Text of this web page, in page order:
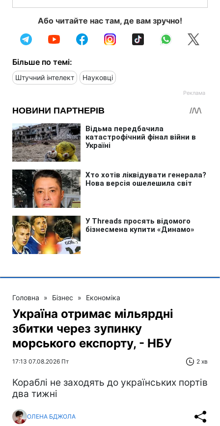
Або читайте нас там, де вам зручно!
Більше по темі:
Штучний інтелект Науковці
Головна » Бізнес » Економіка
Україна отримає мільярдні
збитки через зупинку
морського експорту, - НБУ
17:13 07.08.2026 Пт 2 хв
Кораблі не заходять до українських портів
два тижні
ОЛЕНА БДЖОЛА